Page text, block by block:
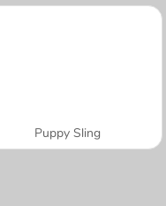
Puppy Sling